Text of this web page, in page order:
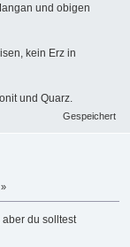
und obigen
kein Erz in
und Quarz.
Gespeichert
aber du solltest